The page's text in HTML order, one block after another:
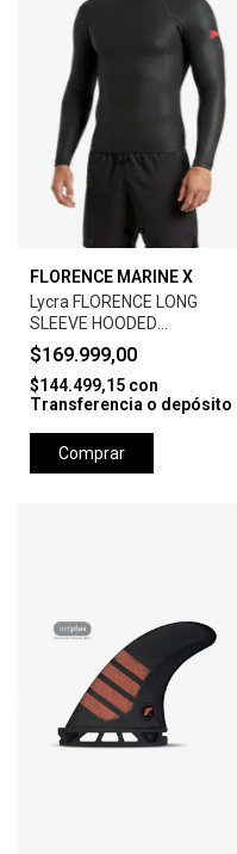
FLORENCE MARINE X
Lycra FLORENCE LONG
SLEEVE HOODED
RASHGUARD-BLACK
$169.999,00
$144.499,15 con
Transferencia o depósito
Comprar